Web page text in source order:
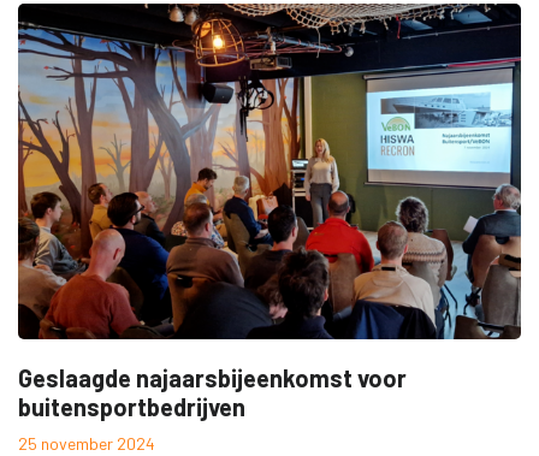
Geslaagde najaarsbijeenkomst voor
buitensportbedrijven
25 november 2024